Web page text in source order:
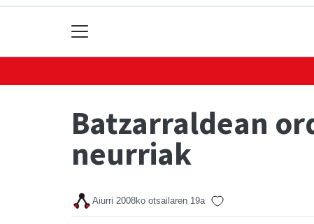
Batzarraldean
neurriak
Aiurri 2008ko otsailaren 19a